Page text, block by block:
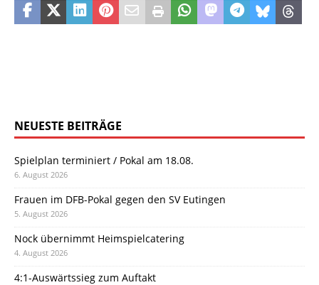
NEUESTE BEITRÄGE
Spielplan terminiert / Pokal am 18.08.
6. August 2026
Frauen im DFB-Pokal gegen den SV Eutingen
5. August 2026
Nock übernimmt Heimspielcatering
4. August 2026
4:1-Auswärtssieg zum Auftakt